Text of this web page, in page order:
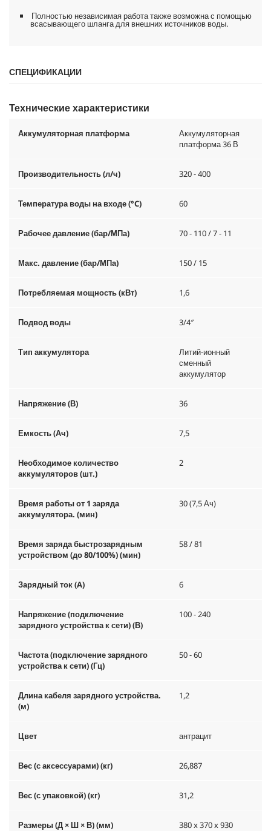
Полностью независимая работа также возможна с помощью
всасывающего шланга для внешних источников воды.
СПЕЦИФИКАЦИИ
Технические характеристики
Аккумуляторная платформа
Аккумуляторная
платформа 36 В
Производительность (л/ч) 320 - 400
Температура воды на входе (°C) 60
Рабочее давление (бар/МПа) 70 - 110 / 7 - 11
Макс. давление (бар/МПа) 150 / 15
Потребляемая мощность (кВт) 1,6
Подвод воды 3/4″
Тип аккумулятора
Литий-ионный
сменный
аккумулятор
Напряжение (В) 36
Емкость (Ач) 7,5
Необходимое количество
аккумуляторов (шт.)
2
Время работы от 1 заряда
аккумулятора. (мин)
30 (7,5 Ач)
Время заряда быстрозарядным
устройством (до 80/100%) (мин)
58 / 81
Зарядный ток (A) 6
Напряжение (подключение
зарядного устройства к сети) (В)
100 - 240
Частота (подключение зарядного
устройства к сети) (Гц)
50 - 60
Длина кабеля зарядного устройства.
(м)
1,2
Цвет антрацит
Вес (с аксессуарами) (кг) 26,887
Вес (с упаковкой) (кг) 31,2
Размеры (Д × Ш × В) (мм) 380 x 370 x 930